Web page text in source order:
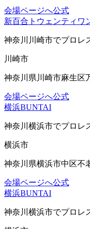
会場ページへ公式
新百合トウェンティワ
神奈川川崎市でプロレ
川崎市
神奈川県川崎市麻生区
会場ページへ公式
横浜BUNTAI
神奈川横浜市でプロレ
横浜市
神奈川県横浜市中区不
会場ページへ公式
横浜BUNTAI
神奈川横浜市でプロレ